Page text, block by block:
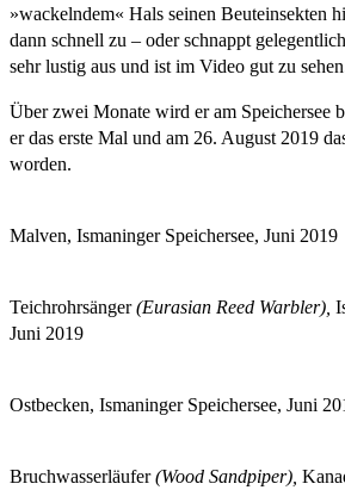
»wackelndem« Hals seinen Beuteinsekten
dann schnell zu – oder schnappt
sehr lustig aus und ist im Video gut zu
Über zwei Monate wird er am Speichersee
er das erste Mal und am 26. August 2019
worden.
Malven, Ismaninger Speichersee, Juni 2019
Teichrohrsänger(Eurasian Reed Warbler),
Juni 2019
Ostbecken, Ismaninger Speichersee, Juni
Bruchwasserläufer(Wood Sandpiper),